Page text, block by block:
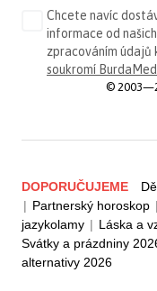
Chcete navíc
informace od
zpracováním údajů
soukromí
©
DOPORUČUJEME
| Partnerský horoskop |
jazykolamy | Láska a
Svátky a prázdniny
alternativy 2026